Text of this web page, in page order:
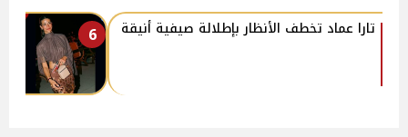
6 تارا عماد تخطف الأنظار بإطلالة صيفية أنيقة